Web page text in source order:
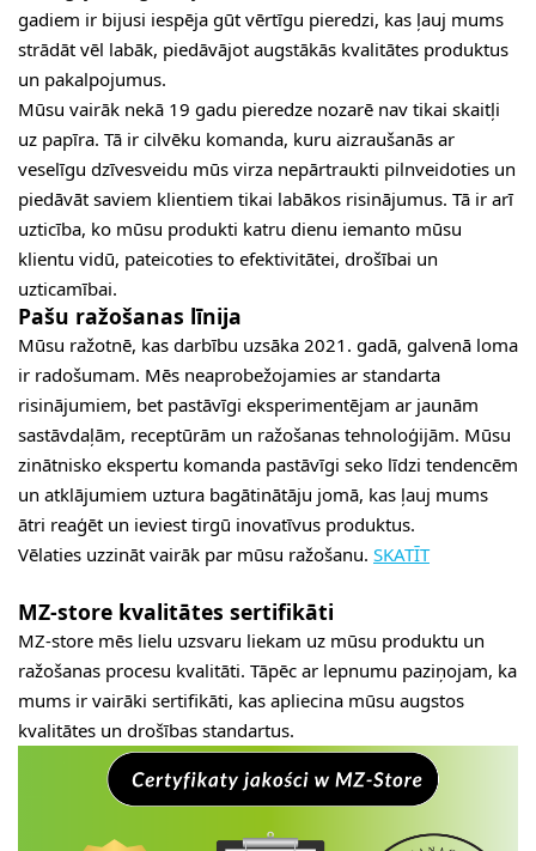
gadiem ir bijusi iespēja gūt vērtīgu pieredzi, kas ļauj mums
strādāt vēl labāk, piedāvājot augstākās kvalitātes produktus
un pakalpojumus.
Mūsu vairāk nekā 19 gadu pieredze nozarē nav tikai skaitļi
uz papīra. Tā ir cilvēku komanda, kuru aizraušanās ar
veselīgu dzīvesveidu mūs virza nepārtraukti pilnveidoties un
piedāvāt saviem klientiem tikai labākos risinājumus. Tā ir arī
uzticība, ko mūsu produkti katru dienu iemanto mūsu
klientu vidū, pateicoties to efektivitātei, drošībai un
uzticamībai.
Pašu ražošanas līnija
Mūsu ražotnē, kas darbību uzsāka 2021. gadā, galvenā loma
ir radošumam. Mēs neaprobežojamies ar standarta
risinājumiem, bet pastāvīgi eksperimentējam ar jaunām
sastāvdaļām, receptūrām un ražošanas tehnoloģijām. Mūsu
zinātnisko ekspertu komanda pastāvīgi seko līdzi tendencēm
un atklājumiem uztura bagātinātāju jomā, kas ļauj mums
ātri reaģēt un ieviest tirgū inovatīvus produktus.
Vēlaties uzzināt vairāk par mūsu ražošanu. SKATĪT
MZ-store kvalitātes sertifikāti
MZ-store mēs lielu uzsvaru liekam uz mūsu produktu un
ražošanas procesu kvalitāti. Tāpēc ar lepnumu paziņojam, ka
mums ir vairāki sertifikāti, kas apliecina mūsu augstos
kvalitātes un drošības standartus.